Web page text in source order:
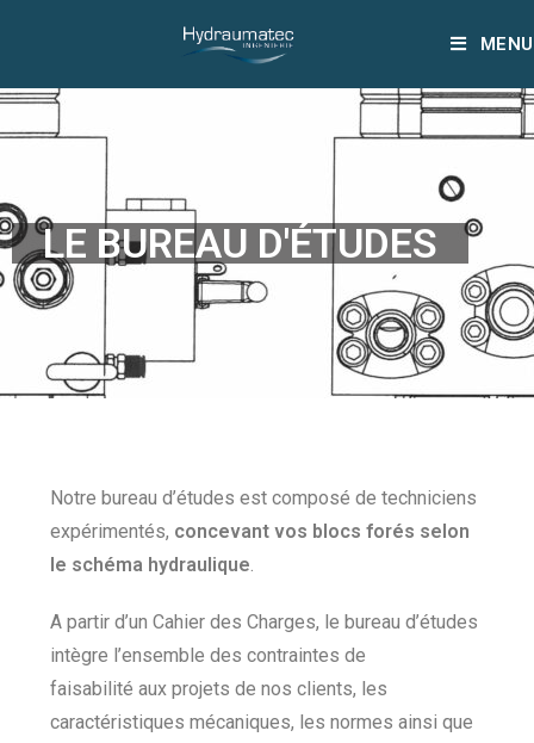
MENU
LE BUREAU D'ÉTUDES
Notre bureau d’études est composé de techniciens
expérimentés, concevant vos blocs forés selon
le schéma hydraulique.
A partir d’un Cahier des Charges, le bureau d’études
intègre l’ensemble des contraintes de
faisabilité aux projets de nos clients, les
caractéristiques mécaniques, les normes ainsi que